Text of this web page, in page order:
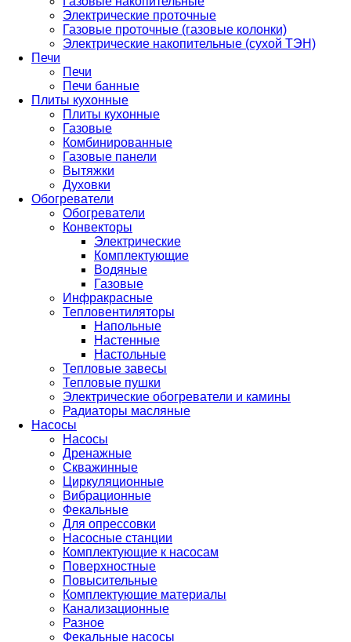
Электрические проточные
Газовые проточные (газовые колонки)
Электрические накопительные (сухой ТЭН)
Печи
Печи
Печи банные
Плиты кухонные
Плиты кухонные
Газовые
Комбинированные
Газовые панели
Вытяжки
Духовки
Обогреватели
Обогреватели
Конвекторы
Электрические
Комплектующие
Водяные
Газовые
Инфракрасные
Тепловентиляторы
Напольные
Настенные
Настольные
Тепловые завесы
Тепловые пушки
Электрические обогреватели и камины
Радиаторы масляные
Насосы
Насосы
Дренажные
Скважинные
Циркуляционные
Вибрационные
Фекальные
Для опрессовки
Насосные станции
Комплектующие к насосам
Поверхностные
Повысительные
Комплектующие материалы
Канализационные
Разное
Фекальные насосы